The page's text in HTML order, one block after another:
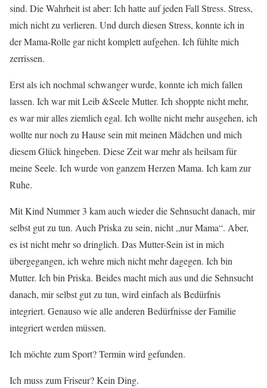
sind. Die Wahrheit ist aber: Ich hatte auf jeden Fall Stress. Stress,
mich nicht zu verlieren. Und durch diesen Stress, konnte ich in
der Mama-Rolle gar nicht komplett aufgehen. Ich fühlte mich
zerrissen.
Erst als ich nochmal schwanger wurde, konnte ich mich fallen
lassen. Ich war mit Leib &Seele Mutter. Ich shoppte nicht mehr,
es war mir alles ziemlich egal. Ich wollte nicht mehr ausgehen, ich
wollte nur noch zu Hause sein mit meinen Mädchen und mich
diesem Glück hingeben. Diese Zeit war mehr als heilsam für
meine Seele. Ich wurde von ganzem Herzen Mama. Ich kam zur
Ruhe.
Mit Kind Nummer 3 kam auch wieder die Sehnsucht danach, mir
selbst gut zu tun. Auch Priska zu sein, nicht „nur Mama“. Aber,
es ist nicht mehr so dringlich. Das Mutter-Sein ist in mich
übergegangen, ich wehre mich nicht mehr dagegen. Ich bin
Mutter. Ich bin Priska. Beides macht mich aus und die Sehnsucht
danach, mir selbst gut zu tun, wird einfach als Bedürfnis
integriert. Genauso wie alle anderen Bedürfnisse der Familie
integriert werden müssen.
Ich möchte zum Sport? Termin wird gefunden.
Ich muss zum Friseur? Kein Ding.